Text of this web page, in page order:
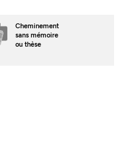
Cheminement
sans mémoire
ou thèse